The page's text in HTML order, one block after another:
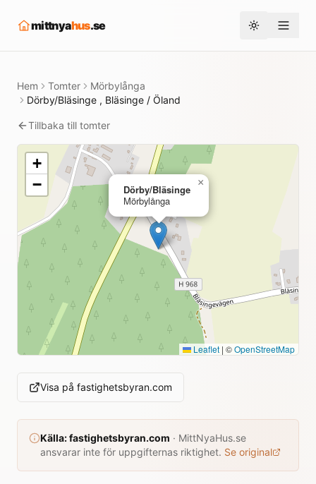
mittnyahus.se Toggle theme
Hem Tomter
Mörbylånga
Dörby/Bläsinge , Bläsinge / Öland
Tillbaka till tomter
Dörby/Bläsinge
Mörbylånga
×
+
−
Leaflet | ©OpenStreetMap
Visa på fastighetsbyran.com
Källa:fastighetsbyran.com · MittNyaHus.se
ansvarar inte för uppgifternas riktighet. Se original